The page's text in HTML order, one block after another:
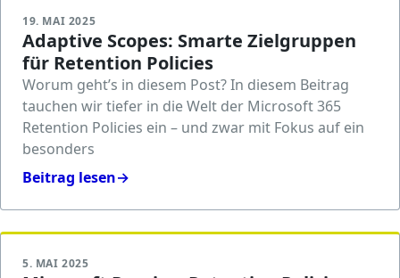
19. MAI 2025
Adaptive Scopes: Smarte Zielgruppen
für Retention Policies
Worum geht’s in diesem Post? In diesem Beitrag
tauchen wir tiefer in die Welt der Microsoft 365
Retention Policies ein – und zwar mit Fokus auf ein
besonders
Beitrag lesen→
5. MAI 2025